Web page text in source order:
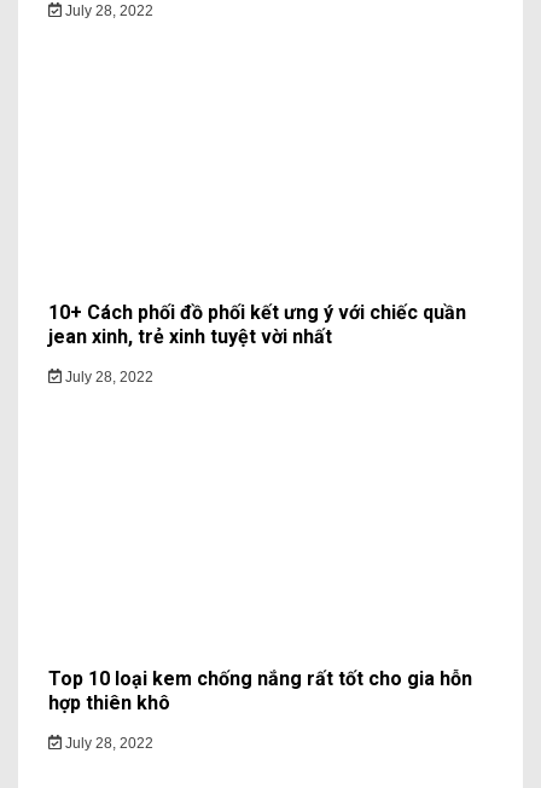
July 28, 2022
10+ Cách phối đồ phối kết ưng ý với chiếc quần
jean xinh, trẻ xinh tuyệt vời nhất
July 28, 2022
Top 10 loại kem chống nắng rất tốt cho gia hỗn
hợp thiên khô
July 28, 2022